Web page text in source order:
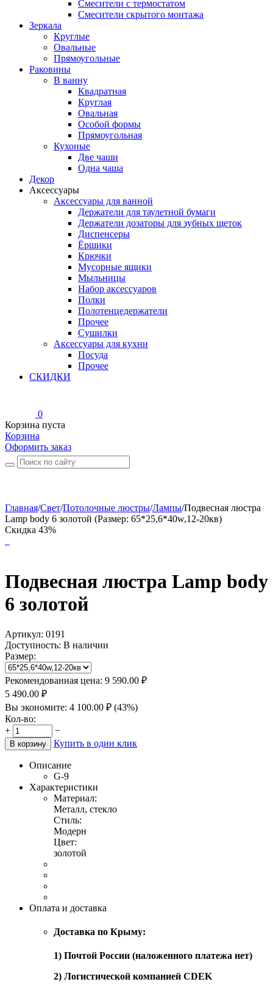
Смесители с термостатом
Смесители скрытого монтажа
Зеркала
Круглые
Овальные
Прямоугольные
Раковины
В ванну
Квадратная
Круглая
Овальная
Особой формы
Прямоугольная
Кухоные
Две чаши
Одна чаша
Декор
Аксессуары
Аксессуары для ванной
Держатели для таулетной бумаги
Держатели дозаторы для зубных щеток
Диспенсеры
Ёршики
Крючки
Мусорные ящики
Мыльницы
Набор аксессуаров
Полки
Полотенцедержатели
Прочее
Сушилки
Аксессуары для кухни
Посуда
Прочее
СКИДКИ
0
Корзина пуста
Корзина
Оформить заказ
Главная/Свет/Потолочные люстры/Лампы/Подвесная люстра
Lamp body 6 золотой (Размер: 65*25,6*40w,12-20кв)
Скидка 43%
Подвесная люстра Lamp body
6 золотой
Артикул: 0191
Доступность: В наличии
Размер:
Рекомендованная цена: 9 590.00 ₽
5 490.00 ₽
Вы экономите: 4 100.00 ₽ (43%)
Кол-во:
+
−
В корзину Купить в один клик
Описание
G-9
Характеристики
Материал:
Металл, стекло
Стиль:
Модерн
Цвет:
золотой
Оплата и доставка
Доставка по Крыму:
1) Почтой России (наложенного платежа нет)
2) Логистической компанией CDEK